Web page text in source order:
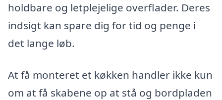
holdbare og letplejelige overflader. Deres
indsigt kan spare dig for tid og penge i
det lange løb.
At få monteret et køkken handler ikke kun
om at få skabene op at stå og bordpladen